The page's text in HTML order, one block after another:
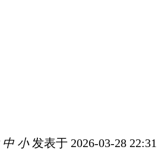
中 小发表于 2026-03-28